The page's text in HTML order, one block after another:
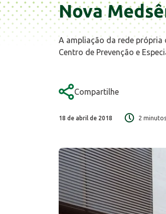
Nova
​A ampliação da rede própria
Centro de Prevenção e
Compartilhe
18 de abril de 2018 2 minutos